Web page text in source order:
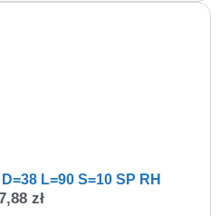
L=90 S=10 SP RH
zł